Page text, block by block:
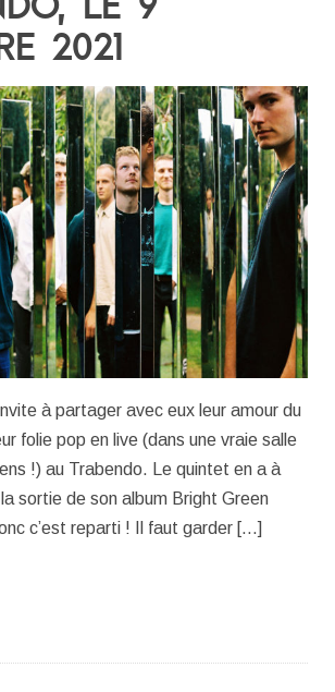
2021
à partager avec eux leur amour du
folie pop en live (dans une vraie salle
!) au Trabendo. Le quintet en a à
sortie de son album Bright Green
c’est reparti ! Il faut garder […]